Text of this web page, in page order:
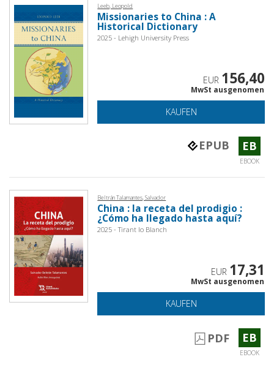
Leeb, Leopold
Missionaries to China : A
Historical Dictionary
2025 - Lehigh University Press
EUR 156,40
MwSt ausgenomen
KAUFEN
EPUB EB
EBOOK
Beltrán Talamantes, Salvador
China : la receta del prodigio :
¿Cómo ha llegado hasta aquí?
2025 - Tirant lo Blanch
EUR 17,31
MwSt ausgenomen
KAUFEN
PDF EB
EBOOK